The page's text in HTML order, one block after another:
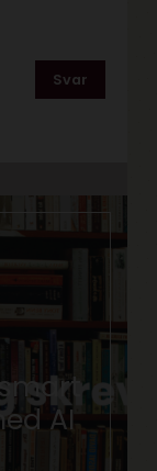
Svar
AI